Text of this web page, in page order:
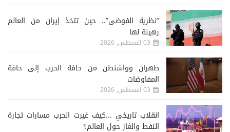
“نظرية الفوضى”.. حين تتخذ إيران من العالم
رهينة لها
03 اغسطس, 2026
طهران وواشنطن من حافة الحرب إلى حافة
المفاوضات
03 اغسطس, 2026
انقلاب تاريخي ...كيف غيرت الحرب مسارات تجارة
النفط والغاز حول العالم؟